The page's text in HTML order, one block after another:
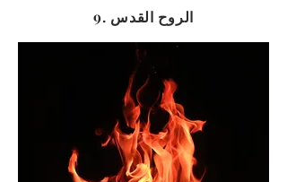
9. الروح القدس